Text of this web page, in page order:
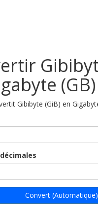
(GB)
Gibibyte (GiB) en
Convert (Automatique)